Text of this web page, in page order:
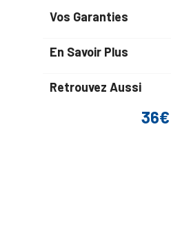
36€
Vos Garanties
En Savoir Plus
Retrouvez Aussi